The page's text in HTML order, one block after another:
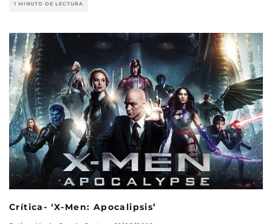
1 MINUTO DE LECTURA
Crítica- ‘X-Men: Apocalipsis’